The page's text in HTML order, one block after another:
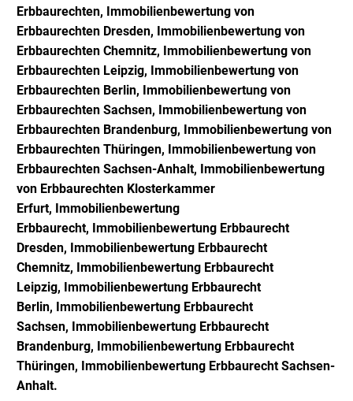
Erbbaurechten, Immobilienbewertung von
Erbbaurechten Dresden, Immobilienbewertung von
Erbbaurechten Chemnitz, Immobilienbewertung von
Erbbaurechten Leipzig, Immobilienbewertung von
Erbbaurechten Berlin, Immobilienbewertung von
Erbbaurechten Sachsen, Immobilienbewertung von
Erbbaurechten Brandenburg, Immobilienbewertung von
Erbbaurechten Thüringen, Immobilienbewertung von
Erbbaurechten Sachsen-Anhalt, Immobilienbewertung
von Erbbaurechten Klosterkammer
Erfurt, Immobilienbewertung
Erbbaurecht, Immobilienbewertung Erbbaurecht
Dresden, Immobilienbewertung Erbbaurecht
Chemnitz, Immobilienbewertung Erbbaurecht
Leipzig, Immobilienbewertung Erbbaurecht
Berlin, Immobilienbewertung Erbbaurecht
Sachsen, Immobilienbewertung Erbbaurecht
Brandenburg, Immobilienbewertung Erbbaurecht
Thüringen, Immobilienbewertung Erbbaurecht Sachsen-
Anhalt.